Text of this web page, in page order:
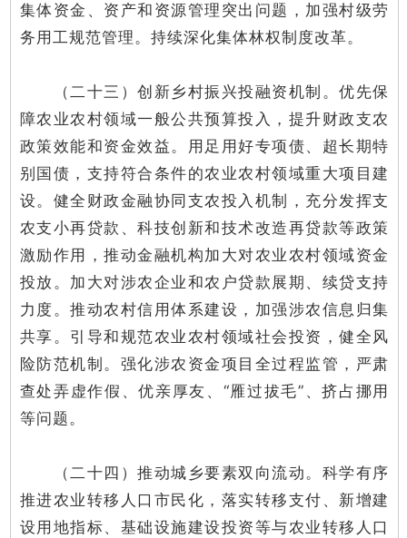
集体资金、资产和资源管理突出问题，加强村级劳
务用工规范管理。持续深化集体林权制度改革。
（二十三）创新乡村振兴投融资机制。优先保
障农业农村领域一般公共预算投入，提升财政支农
政策效能和资金效益。用足用好专项债、超长期特
别国债，支持符合条件的农业农村领域重大项目建
设。健全财政金融协同支农投入机制，充分发挥支
农支小再贷款、科技创新和技术改造再贷款等政策
激励作用，推动金融机构加大对农业农村领域资金
投放。加大对涉农企业和农户贷款展期、续贷支持
力度。推动农村信用体系建设，加强涉农信息归集
共享。引导和规范农业农村领域社会投资，健全风
险防范机制。强化涉农资金项目全过程监管，严肃
查处弄虚作假、优亲厚友、“雁过拔毛”、挤占挪用
等问题。
（二十四）推动城乡要素双向流动。科学有序
推进农业转移人口市民化，落实转移支付、新增建
设用地指标、基础设施建设投资等与农业转移人口